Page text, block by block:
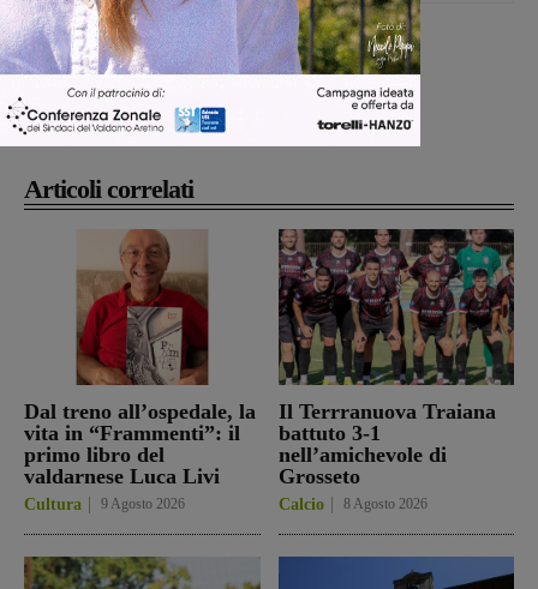
Articoli correlati
Dal treno all’ospedale, la
vita in “Frammenti”: il
primo libro del
valdarnese Luca Livi
Cultura 9 Agosto 2026
Il Terrranuova Traiana
battuto 3-1
nell’amichevole di
Grosseto
Calcio 8 Agosto 2026
[rp4wp limit=4]